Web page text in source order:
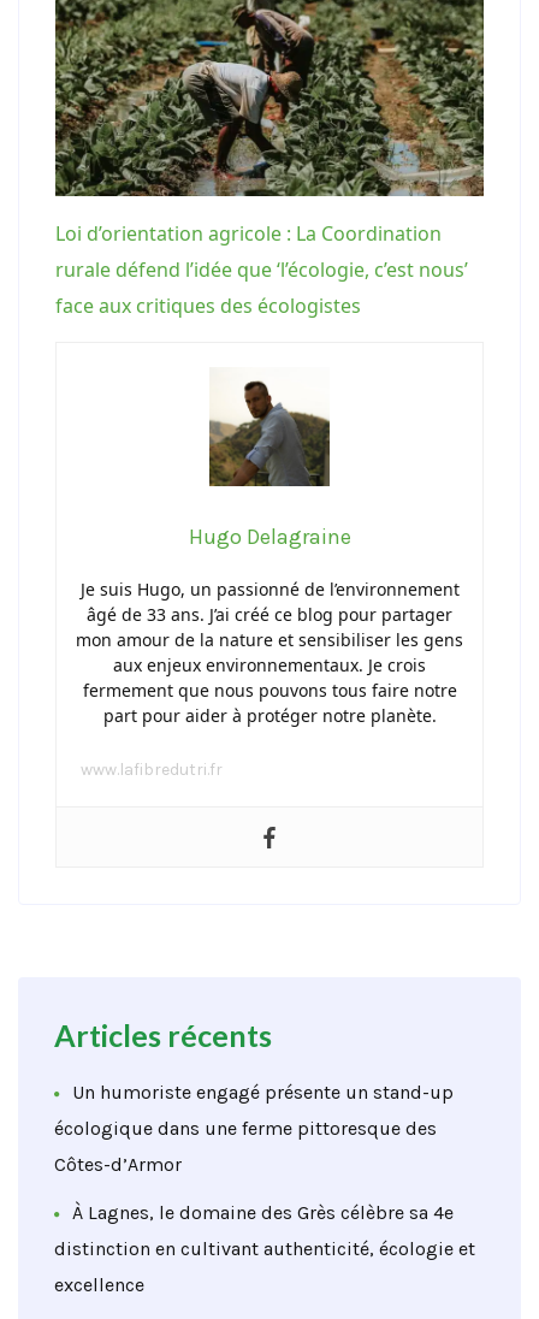
Loi d’orientation agricole : La Coordination
rurale défend l’idée que ‘l’écologie, c’est nous’
face aux critiques des écologistes
Hugo Delagraine
Je suis Hugo, un passionné de l’environnement
âgé de 33 ans. J’ai créé ce blog pour partager
mon amour de la nature et sensibiliser les gens
aux enjeux environnementaux. Je crois
fermement que nous pouvons tous faire notre
part pour aider à protéger notre planète.
www.lafibredutri.fr
Articles récents
Un humoriste engagé présente un stand-up
écologique dans une ferme pittoresque des
Côtes-d’Armor
À Lagnes, le domaine des Grès célèbre sa 4e
distinction en cultivant authenticité, écologie et
excellence